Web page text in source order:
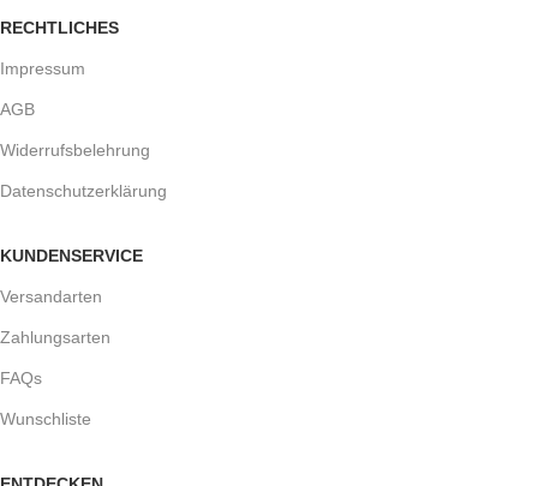
RECHTLICHES
Impressum
AGB
Widerrufsbelehrung
Datenschutzerklärung
KUNDENSERVICE
Versandarten
Zahlungsarten
FAQs
Wunschliste